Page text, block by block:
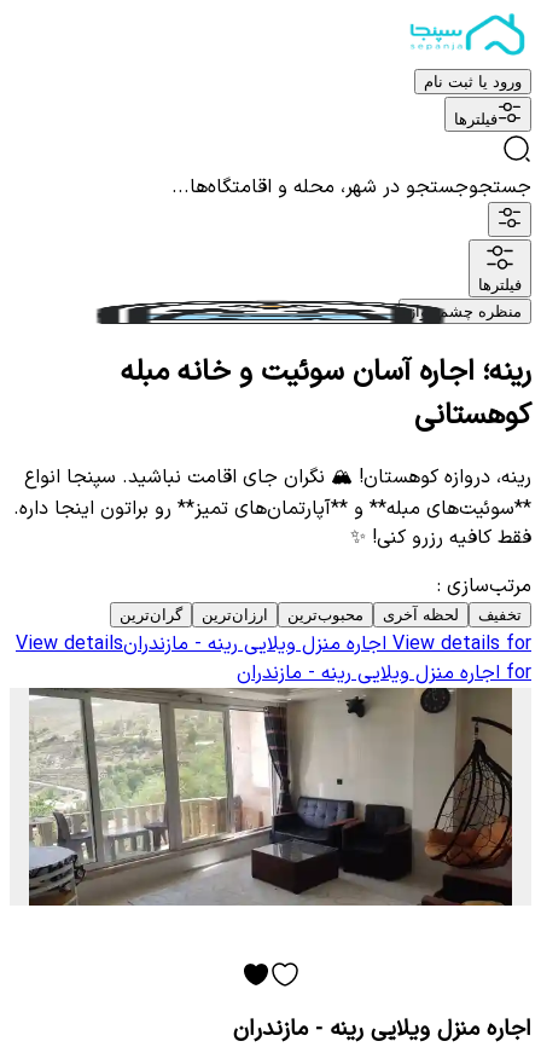
ورود یا ثبت نام
فیلترها
جستجوجستجو در شهر، محله و اقامتگاه‌ها...
فیلترها
منظره چشم نواز
رینه؛ اجاره آسان سوئیت و خانه مبله
کوهستانی
رینه، دروازه کوهستان! 🏔️ نگران جای اقامت نباشید. سپنجا انواع
**سوئیت‌های مبله** و **آپارتمان‌های تمیز** رو براتون اینجا داره.
فقط کافیه رزرو کنی! ✨
مرتب‌سازی :
تخفیف لحظه آخری محبوب‌ترین ارزان‌ترین گران‌ترین
View details for اجاره منزل ویلایی رینه - مازندرانView details
for اجاره منزل ویلایی رینه - مازندران
اجاره منزل ویلایی رینه - مازندران